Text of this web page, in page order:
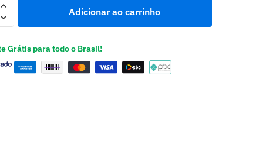
Adicionar ao carrinho
Grátis para todo o Brasil!